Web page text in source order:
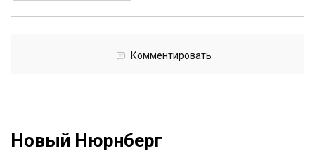
Комментировать
Новый Нюрнберг